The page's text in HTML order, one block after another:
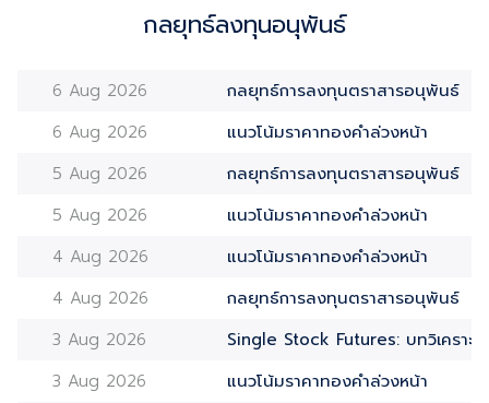
กลยุทธ์ลงทุนอนุพันธ์
6 Aug 2026
กลยุทธ์การลงทุนตราสารอนุพันธ์
6 Aug 2026
แนวโน้มราคาทองคำล่วงหน้า
5 Aug 2026
กลยุทธ์การลงทุนตราสารอนุพันธ์
5 Aug 2026
แนวโน้มราคาทองคำล่วงหน้า
4 Aug 2026
แนวโน้มราคาทองคำล่วงหน้า
4 Aug 2026
กลยุทธ์การลงทุนตราสารอนุพันธ์
3 Aug 2026
Single Stock Futures: บทวิเครา
3 Aug 2026
แนวโน้มราคาทองคำล่วงหน้า